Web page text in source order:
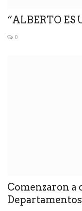
“ALBERTO ES
0
Comenzaron
Departamentos